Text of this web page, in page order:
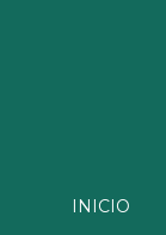
INICIO